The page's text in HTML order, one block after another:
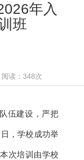
年入
班
读： 348次
伍建设，严把
，学校成功举
次培训由学校